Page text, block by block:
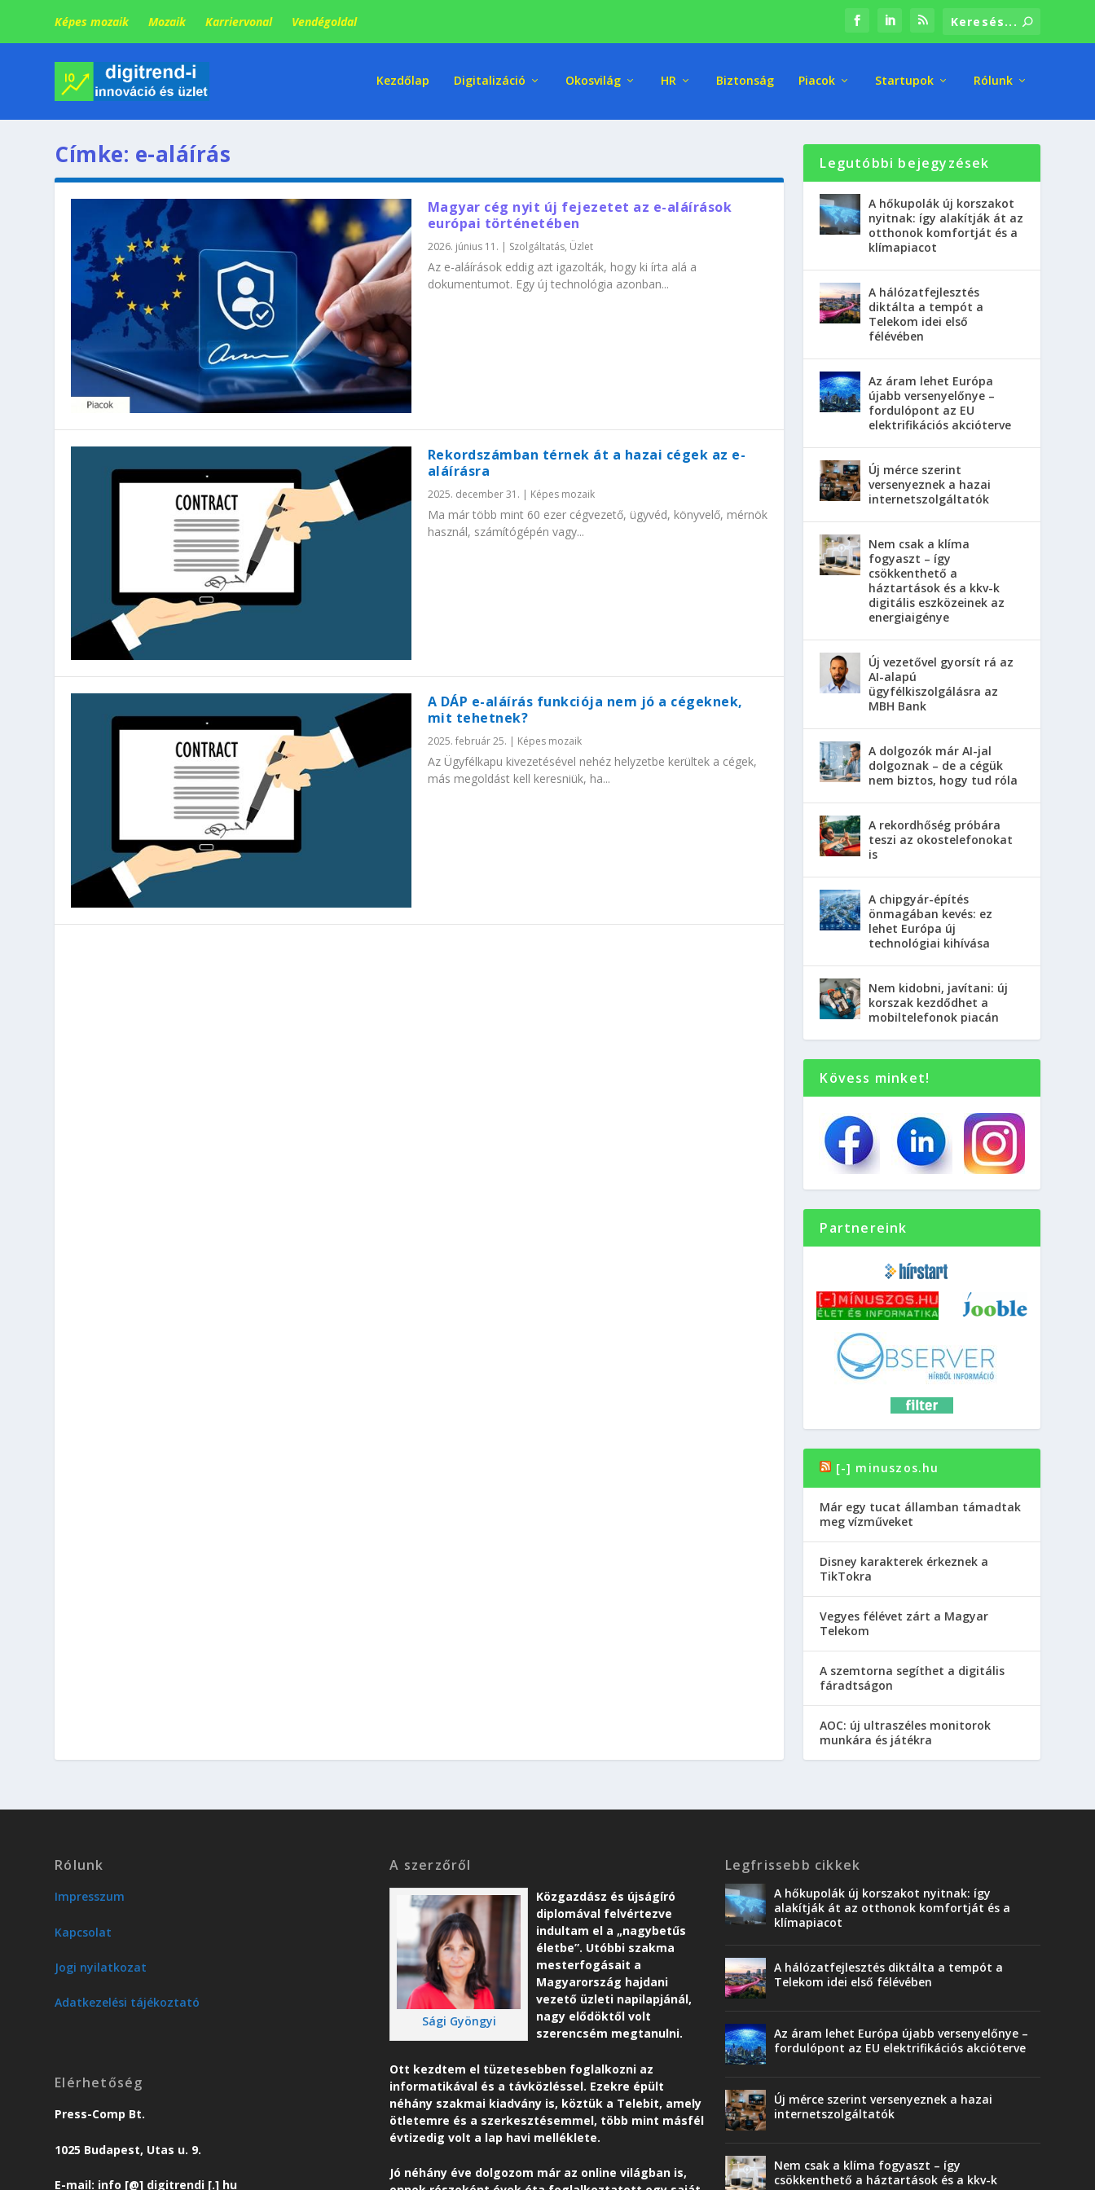
Képes mozaik Mozaik Karriervonal Vendégoldal
Kezdőlap Digitalizáció Okosvilág HR Biztonság Piacok Startupok Rólunk
Címke: e-aláírás
Magyar cég nyit új fejezetet az e-aláírások
európai történetében
2026. június 11. | Szolgáltatás, Üzlet
Az e-aláírások eddig azt igazolták, hogy ki írta alá a
dokumentumot. Egy új technológia azonban...
Rekordszámban térnek át a hazai cégek az e-
aláírásra
2025. december 31. | Képes mozaik
Ma már több mint 60 ezer cégvezető, ügyvéd, könyvelő, mérnök
használ, számítógépén vagy...
A DÁP e-aláírás funkciója nem jó a cégeknek,
mit tehetnek?
2025. február 25. | Képes mozaik
Az Ügyfélkapu kivezetésével nehéz helyzetbe kerültek a cégek,
más megoldást kell keresniük, ha...
Legutóbbi bejegyzések
A hőkupolák új korszakot
nyitnak: így alakítják át az
otthonok komfortját és a
klímapiacot
A hálózatfejlesztés
diktálta a tempót a
Telekom idei első
félévében
Az áram lehet Európa
újabb versenyelőnye –
fordulópont az EU
elektrifikációs akcióterve
Új mérce szerint
versenyeznek a hazai
internetszolgáltatók
Nem csak a klíma
fogyaszt – így
csökkenthető a
háztartások és a kkv-k
digitális eszközeinek az
energiaigénye
Új vezetővel gyorsít rá az
AI-alapú
ügyfélkiszolgálásra az
MBH Bank
A dolgozók már AI-jal
dolgoznak – de a cégük
nem biztos, hogy tud róla
A rekordhőség próbára
teszi az okostelefonokat
is
A chipgyár-építés
önmagában kevés: ez
lehet Európa új
technológiai kihívása
Nem kidobni, javítani: új
korszak kezdődhet a
mobiltelefonok piacán
Kövess minket!
Partnereink
[-] minuszos.hu
Már egy tucat államban támadtak
meg vízműveket
Disney karakterek érkeznek a
TikTokra
Vegyes félévet zárt a Magyar
Telekom
A szemtorna segíthet a digitális
fáradtságon
AOC: új ultraszéles monitorok
munkára és játékra
Rólunk
Impresszum
Kapcsolat
Jogi nyilatkozat
Adatkezelési tájékoztató
Elérhetőség
Press-Comp Bt.
1025 Budapest, Utas u. 9.
E-mail: info [@] digitrendi [.] hu
A szerzőről
Sági Gyöngyi
Közgazdász és újságíró
diplomával felvértezve
indultam el a „nagybetűs
életbe”. Utóbbi szakma
mesterfogásait a
Magyarország hajdani
vezető üzleti napilapjánál,
nagy elődöktől volt
szerencsém megtanulni.
Ott kezdtem el tüzetesebben foglalkozni az
informatikával és a távközléssel. Ezekre épült
néhány szakmai kiadvány is, köztük a Telebit, amely
ötletemre és a szerkesztésemmel, több mint másfél
évtizedig volt a lap havi melléklete.
Jó néhány éve dolgozom már az online világban is,
Legfrissebb cikkek
A hőkupolák új korszakot nyitnak: így
alakítják át az otthonok komfortját és a
klímapiacot
A hálózatfejlesztés diktálta a tempót a
Telekom idei első félévében
Az áram lehet Európa újabb versenyelőnye –
fordulópont az EU elektrifikációs akcióterve
Új mérce szerint versenyeznek a hazai
internetszolgáltatók
Nem csak a klíma fogyaszt – így
csökkenthető a háztartások és a kkv-k